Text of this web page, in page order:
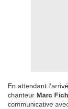
En attendant
chanteur Marc
communicative